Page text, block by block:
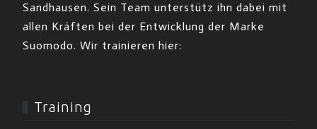
Sandhausen. Sein Team unterstütz ihn dabei mit
allen Kräften bei der Entwicklung der Marke
Suomodo. Wir trainieren hier:
Training